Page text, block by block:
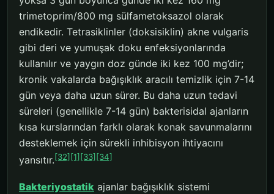
trimetoprim/800 mg sülfametoksazol olarak
endikedir. Tetrasiklinler (doksisiklin) akne vulgaris
gibi deri ve yumuşak doku enfeksiyonlarında
kullanılır ve yaygın doz günde iki kez 100 mg’dir;
kronik vakalarda bağışıklık aracılı temizlik için 7-14
gün veya daha uzun sürer. Bu daha uzun tedavi
süreleri (genellikle 7-14 gün) bakterisidal ajanların
kısa kurslarından farklı olarak konak savunmalarını
desteklemek için sürekli inhibisyon ihtiyacını
yansıtır.[32] [1] [33] [34]
Bakteriyostatik ajanlar bağışıklık sistemi